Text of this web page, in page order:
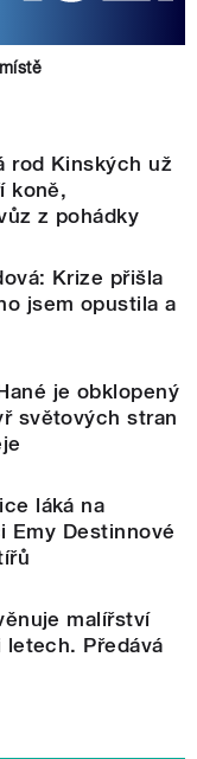
rod Kinských už
koně,
z pohádky
Krize přišla
jsem opustila a
je obklopený
světových stran
láká na
Emy Destinnové
malířství
Předává